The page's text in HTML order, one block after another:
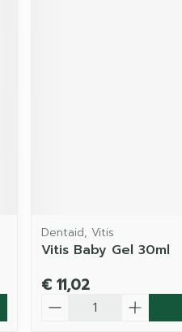
Dentaid, Vitis
Vitis Baby Gel 30ml
€ 11,02